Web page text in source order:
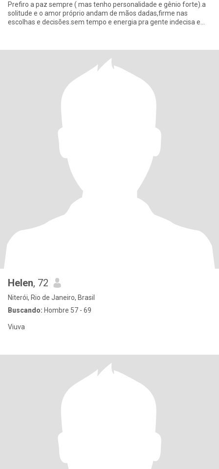
Prefiro a paz sempre ( mas tenho personalidade e gênio forte).a
solitude e o amor próprio andam de mãos dadas,firme nas
escolhas e decisões.sem tempo e energia pra gente indecisa e
Helen, 72
Niterói, Rio de Janeiro, Brasil
Buscando: Hombre 57 - 69
Viuva